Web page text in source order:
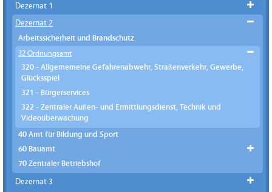
Dezernat 1
Dezernat 2
Arbeitssicherheit und Brandschutz
32 Ordnungsamt
320 - Allgememeine Gefahrenabwehr, Straßenverkehr, Gewerbe,
Glücksspiel
321 - Bürgerservices
322 - Zentraler Außen- und Ermittlungsdienst, Technik und
Videoüberwachung
40 Amt für Bildung und Sport
60 Bauamt
70 Zentraler Betriebshof
Dezernat 3